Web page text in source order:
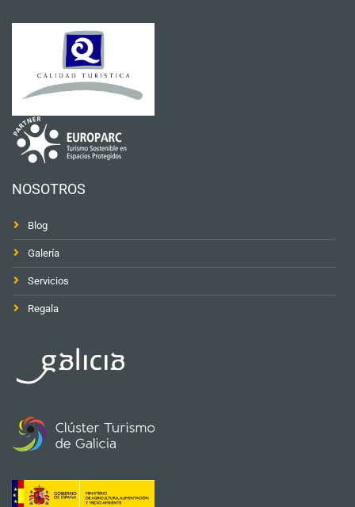
NOSOTROS
Blog
Galería
Servicios
Regala